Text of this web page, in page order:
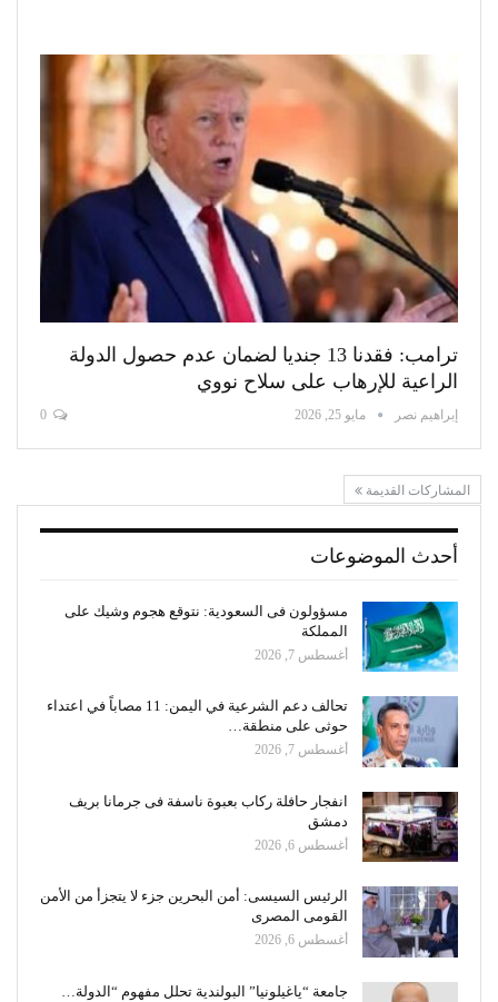
ترامب: فقدنا 13 جنديا لضمان عدم حصول الدولة
الراعية للإرهاب على سلاح نووي
إبراهيم نصر مايو 25, 2026
المشاركات القديمة
أحدث الموضوعات
مسؤولون فى السعودية: نتوقع هجوم وشيك على
المملكة
أغسطس 7, 2026
تحالف دعم الشرعية في اليمن: 11 مصاباً في اعتداء
حوثى على منطقة…
أغسطس 7, 2026
انفجار حافلة ركاب بعبوة ناسفة فى جرمانا بريف
دمشق
أغسطس 6, 2026
الرئيس السيسى: أمن البحرين جزء لا يتجزأ من الأمن
القومى المصرى
أغسطس 6, 2026
جامعة “ياغيلونيا” البولندية تحلل مفهوم “الدولة…